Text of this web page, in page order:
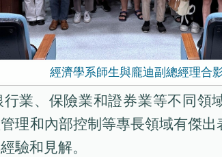
經濟學系師生與龐迪副總經理合
業、保險業和證券業等不同領
理和內部控制等專長領域有傑出
驗和見解。